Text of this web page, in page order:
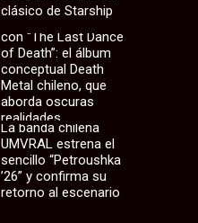
clásico de Starship
Soulinpain regresa
con “The Last Dance
of Death”: el álbum
conceptual Death
Metal chileno, que
aborda oscuras
realidades
La banda chilena
UMVRAL estrena el
sencillo “Petroushka
’26” y confirma su
retorno al escenario